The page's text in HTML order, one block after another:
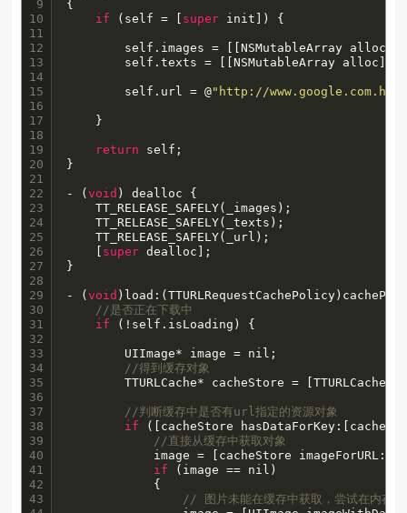
9
10
11
12
13
14
15
16
17
18
19
20
21
22
23
24
25
26
27
28
29
30
31
32
33
34
35
36
37
38
39
40
41
42
43
{
if (self = [ super init]) {
self.images = [[NSMutableArray alloc]
self.texts = [[NSMutableArray alloc]
        self.url = @
"http://
    }
return self;
}
- (void ) dealloc {
    TT_RELEASE_SAFELY(_images);
    TT_RELEASE_SAFELY(_texts);
    TT_RELEASE_SAFELY(_url);
super dealloc];
}
- (void
//是否正在下载中
if (!self.isLoading) {
        UIImage* image = nil;
//得到缓存对象
TTURLCache* cacheStore = [TTURLCache
//判断缓存中是否有url指定的资源对象
if ([cacheStore
//直接从缓存中获取对象
image = [cacheStore
if (image == nil)
            {
// 图片未能在缓存中获取，尝试在内存中